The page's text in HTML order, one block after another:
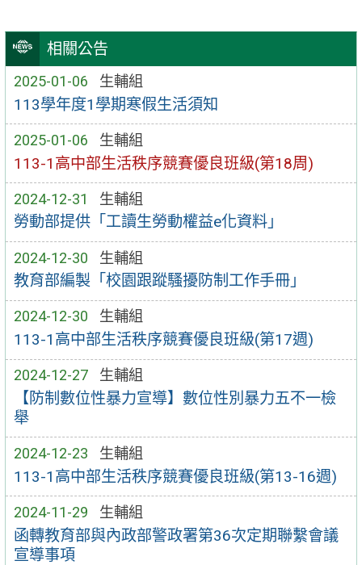
相關公告
2025-01-06 生輔組
113學年度1學期寒假生活須知
2025-01-06 生輔組
113-1高中部生活秩序競賽優良班級(第18周)
2024-12-31 生輔組
勞動部提供「工讀生勞動權益e化資料」
2024-12-30 生輔組
教育部編製「校園跟蹤騷擾防制工作手冊」
2024-12-30 生輔組
113-1高中部生活秩序競賽優良班級(第17週)
2024-12-27 生輔組
【防制數位性暴力宣導】數位性別暴力五不一檢
舉
2024-12-23 生輔組
113-1高中部生活秩序競賽優良班級(第13-16週)
2024-11-29 生輔組
函轉教育部與內政部警政署第36次定期聯繫會議
宣導事項